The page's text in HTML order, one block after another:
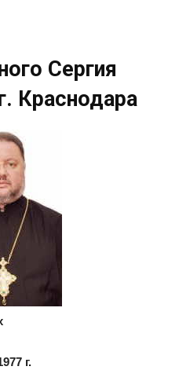
Сергия
Краснодара
г.